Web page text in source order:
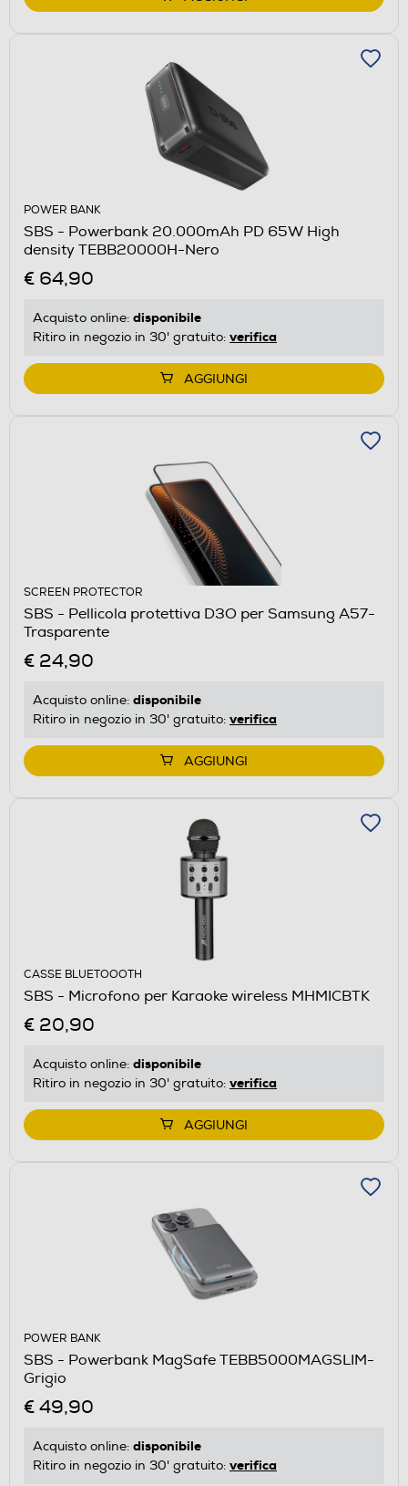
POWER BANK
SBS - Powerbank 20.000mAh PD 65W High
density TEBB20000H-Nero
€ 64,90
Acquisto online: disponibile
Ritiro in negozio in 30' gratuito: verifica
AGGIUNGI
SCREEN PROTECTOR
SBS - Pellicola protettiva D3O per Samsung A57-
Trasparente
€ 24,90
Acquisto online: disponibile
Ritiro in negozio in 30' gratuito: verifica
AGGIUNGI
CASSE BLUETOOOTH
SBS - Microfono per Karaoke wireless MHMICBTK
€ 20,90
Acquisto online: disponibile
Ritiro in negozio in 30' gratuito: verifica
AGGIUNGI
POWER BANK
SBS - Powerbank MagSafe TEBB5000MAGSLIM-
Grigio
€ 49,90
Acquisto online: disponibile
Ritiro in negozio in 30' gratuito: verifica